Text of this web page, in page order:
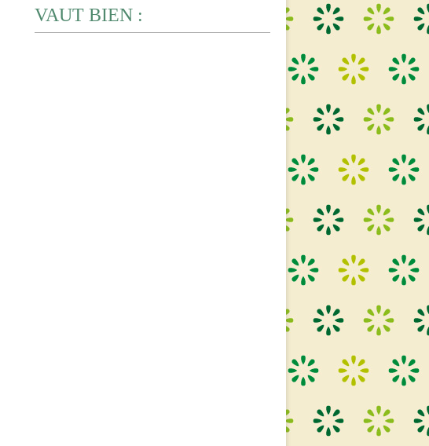
VAUT BIEN :